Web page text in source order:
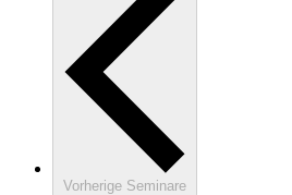
Vorherige Seminare